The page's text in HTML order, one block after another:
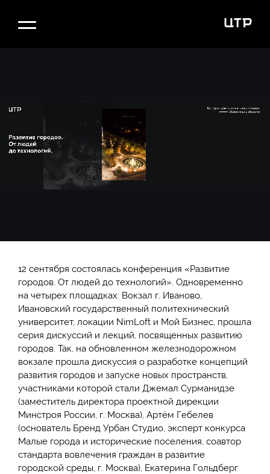
12 сентября состоялась конференция «Развитие
городов. От людей до технологий». Одновременно
на четырех площадках: Вокзал г. Иваново,
Ивановский государственный политехнический
университет, локации NimLoft и Мой Бизнес, прошла
серия дискуссий и лекций, посвященных развитию
городов. Так, на обновленном железнодорожном
вокзале прошла дискуссия о разработке концепций
развития городов и запуске новых пространств,
участниками которой стали Джемал Сурманидзе
(заместитель директора проектной дирекции
Минстроя России, г. Москва), Артём Гебелев
(основатель Бренд Урбан Студио, эксперт конкурса
Малые города и исторические поселения, соавтор
стандарта вовлечения граждан в развитие
городской среды, г. Москва), Екатерина Гольдберг